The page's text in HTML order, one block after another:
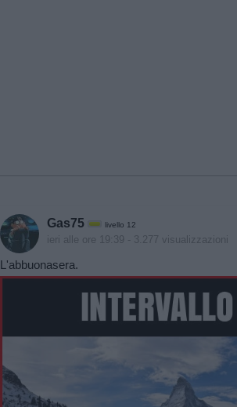
Gas75 livello 12
ieri alle ore 19:39 - 3.277 visualizzazioni
L'abbuonasera.